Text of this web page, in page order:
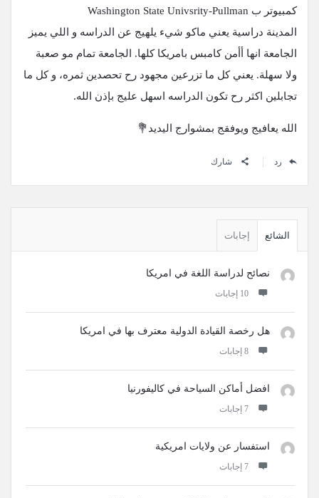
كمبيوتر ب Washington State Univsrity-Pullman
المدينة دراسية يعني ماكو شيء يلهيج عن الدراسه و اللي يميز
الجامعة انها أأمن كامبس بامريكا كلها. الجامعة تمام مو صعبة
ولا سهلة. يعني كل ما تزرعين مجهود رح تحصدين ثمره، و كل ما
تجابلين اكثر رح تكون الدراسه اسهل عليج بإذن الله.
الله يعافيج ويوفقج بمشوارج اليديد💐
رد شارك
الجانبيةالشائع إجابات
نصائح لدراسة اللغة في امريكا
‫10 إجابات
هل رخصة القيادة الدولية معترف بها في امريكا
‫8 إجابات
افضل أماكن السياحة في كاليفورنيا
‫7 إجابات
استفسار عن ولايات امريكية
‫7 إجابات